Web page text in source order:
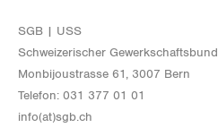
SGB | USS
Schwei­ze­ri­scher Ge­werk­schafts­bund
Mon­bi­joustras­se 61, 3007 Bern
Te­le­fon: 031 377 01 01
info(at)​sgb.​ch